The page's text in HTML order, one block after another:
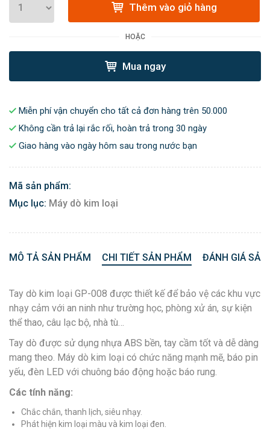
Thêm vào giỏ hàng
HOẶC
Mua ngay
Miễn phí vận chuyển cho tất cả đơn hàng trên 50.000
Không cần trả lại rắc rối, hoàn trả trong 30 ngày
Giao hàng vào ngày hôm sau trong nước bạn
Mã sản phẩm:
Mục lục: Máy dò kim loại
MÔ TẢ SẢN PHẨM CHI TIẾT SẢN PHẨM ĐÁNH GIÁ
Tay dò kim loại GP-008 được thiết kế để bảo vệ các khu vực
nhạy cảm với an ninh như trường học, phòng xử án, sự kiện
thể thao, câu lạc bộ, nhà tù…
Tay dò được sử dụng nhựa ABS bền, tay cầm tốt và dễ dàng
mang theo. Máy dò kim loại có chức năng mạnh mẽ, báo pin
yếu, đèn LED với chuông báo động hoặc báo rung.
Các tính năng:
Chắc chắn, thanh lịch, siêu nhạy.
Phát hiện kim loại màu và kim loại đen.